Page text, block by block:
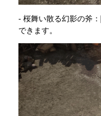
- 桜舞い散る幻影の斧：
できます。